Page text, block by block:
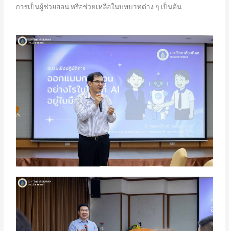
การเป็นผู้ช่วยสอน หรือช่วยเหลือในบทบาทต่าง ๆ เป็นต้น